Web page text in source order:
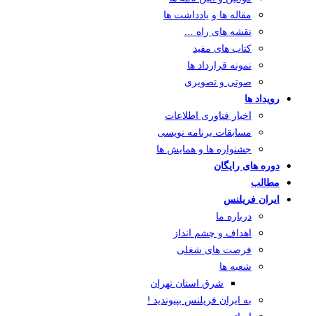
مقاله ها و یادداشت ها
نقشه های راه …
کتاب های مفید
نمونه قرارداد ها
صوتی و تصویری
رویداد ها
اخبار فناوری اطلاعات
مسابقات برنامه نویسی
جشنواره ها و همایش ها
دوره های رایگان
مطالب
ایران فریلنس
درباره ما
اهداف و چشم انداز
فرصت های شغلی
شعبه ها
شرق استان تهران
به ایران فریلنس بپیوندید !